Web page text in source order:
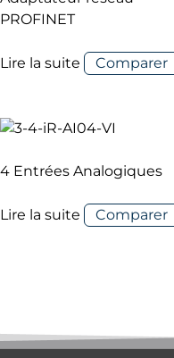
PROFINET
Lire la suite Comparer
4 Entrées Analogiques
Lire la suite Comparer